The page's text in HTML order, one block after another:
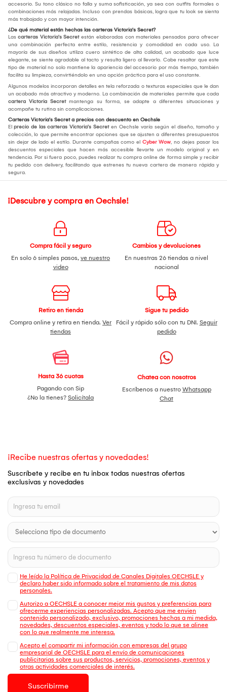
accesorio. Su tono clásico no falla y suma sofisticación, ya sea con outfits formales o
combinaciones más relajadas. Incluso con prendas básicas, logra que tu look se sienta
más trabajado y con mayor intención.
¿De qué material están hechas las carteras Victoria's Secret?
Las carteras Victoria's Secretestán elaboradas con materiales pensados para ofrecer
una combinación perfecta entre estilo, resistencia y comodidad en cada uso. La
mayoría de sus diseños utiliza cuero sintético de alta calidad, un acabado que luce
elegante, se siente agradable al tacto y resulta ligero al llevarlo. Cabe resaltar que este
tipo de material no solo mantiene la apariencia del accesorio por más tiempo, también
facilita su limpieza, convirtiéndolo en una opción práctica para el uso constante.
Algunos modelos incorporan detalles en tela reforzada o texturas especiales que le dan
un acabado más atractivo y moderno. La combinación de materiales permite que cada
cartera Victoria Secretmantenga su forma, se adapte a diferentes situaciones y
acompañe tu rutina sin complicaciones.
Carteras Victoria's Secret a precios con descuento en Oechsle
El precio de las carteras Victoria's Secreten Oechsle varía según el diseño, tamaño y
colección, lo que permite encontrar opciones que se ajusten a diferentes presupuestos
sin dejar de lado el estilo. Durante campañas como el Cyber Wow, no dejes pasar los
descuentos especiales que hacen más accesible llevarte un modelo original y en
tendencia. Por si fuera poco, puedes realizar tu compra online de forma simple y recibir
tu pedido con delivery, facilitando que estrenes tu nueva cartera de manera rápida y
segura.
¡Descubre y compra en Oechsle!
Compra fácil y seguro
En solo 6 simples pasos, ve nuestro
video
Cambios y devoluciones
En nuestras 26 tiendas a nivel
nacional
Retiro en tienda
Compra online y retira en tienda. Ver
tiendas
Sigue tu pedido
Fácil y rápido sólo con tu DNI. Seguir
pedido
Hasta 36 cuotas
Pagando con Sip
¿No la tienes? Solicítala
Chatea con nosotros
Escríbenos a nuestro Whatsapp
Chat
¡Recibe nuestras ofertas y novedades!
Suscríbete y recibe en tu inbox todas nuestras ofertas
exclusivas y novedades
He leído la Política de Privacidad de Canales Digitales OECHSLE y
declaro haber sido informado sobre el tratamiento de mis datos
personales.
Autorizo a OECHSLE a conocer mejor mis gustos y preferencias para
ofrecerme experiencias personalizadas. Acepto que me envien
contenido personalizado, exclusivo, promociones hechas a mi medida,
novedades, descuentos especiales, eventos y todo lo que se alinee
con lo que realmente me interesa.
Acepto el compartir mi información con empresas del grupo
empresarial de OECHSLE para el envío de comunicaciones
publicitarias sobre sus productos, servicios, promociones, eventos y
otras actividades comerciales de interés.
Suscribirme